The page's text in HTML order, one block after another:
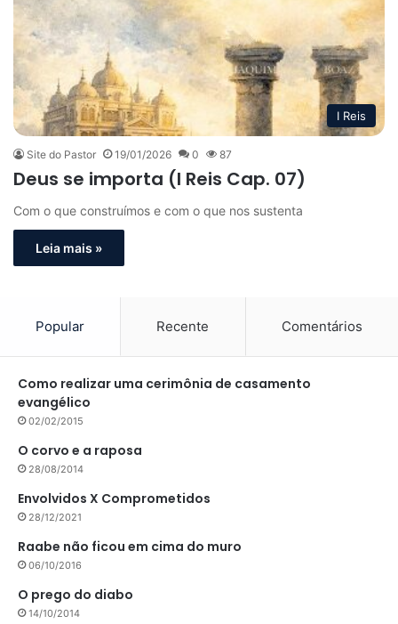
I Reis
Site do Pastor 19/01/2026 0 87
Deus se importa (I Reis Cap. 07)
Com o que construímos e com o que nos sustenta
Leia mais »
Popular Recente Comentários
Como realizar uma cerimônia de casamento
evangélico
02/02/2015
O corvo e a raposa
28/08/2014
Envolvidos X Comprometidos
28/12/2021
Raabe não ficou em cima do muro
06/10/2016
O prego do diabo
14/10/2014